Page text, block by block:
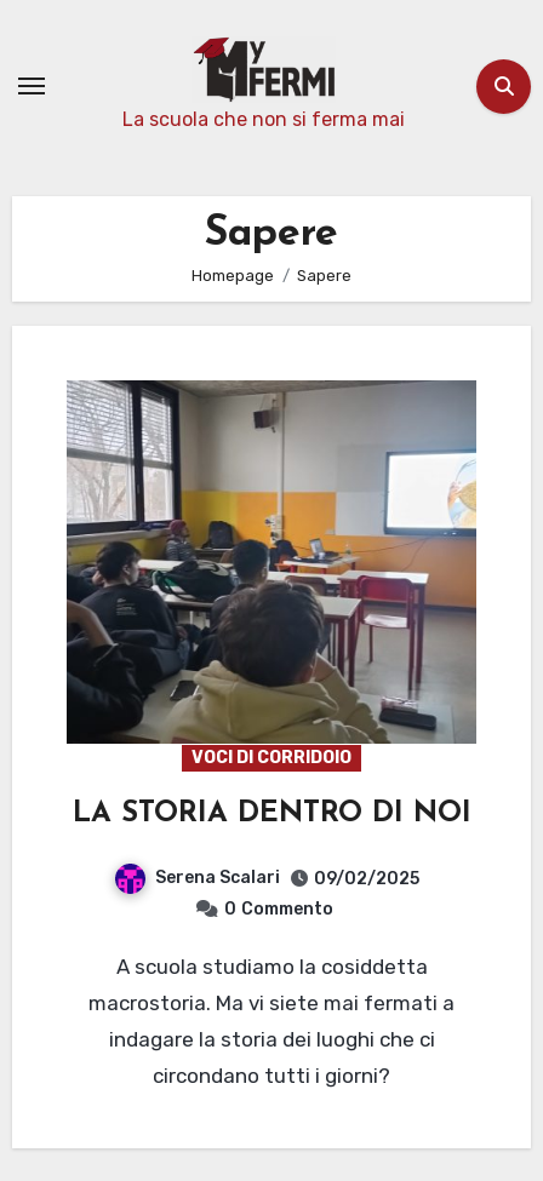
contenuto
La scuola che non si ferma mai
Sapere
Homepage Sapere
VOCI DI CORRIDOIO
LA STORIA DENTRO DI NOI
Serena Scalari
09/02/2025
0 Commento
A scuola studiamo la cosiddetta
macrostoria. Ma vi siete mai fermati a
indagare la storia dei luoghi che ci
circondano tutti i giorni?